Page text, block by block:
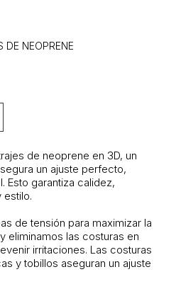
DE NEOPRENE
de neoprene en 3D, un
un ajuste perfecto,
Esto garantiza calidez,
estilo.
de tensión para maximizar la
eliminamos las costuras en
irritaciones. Las costuras
y tobillos aseguran un ajuste